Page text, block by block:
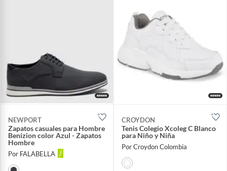
NEWPORT
Zapatos casuales para Hombre
Benizion color Azul - Zapatos
Hombre
Por FALABELLA
CROYDON
Tenis Colegio Xcoleg C Blanco
para Niño y Niña
Por Croydon Colombia